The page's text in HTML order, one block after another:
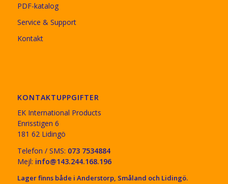
PDF-katalog
Service & Support
Kontakt
KONTAKTUPPGIFTER
EK International Products
Enrisstigen 6
181 62 Lidingö
Telefon / SMS: 073 7534884
Mejl: info@143.244.168.196
Lager finns både i Anderstorp, Småland och Lidingö.